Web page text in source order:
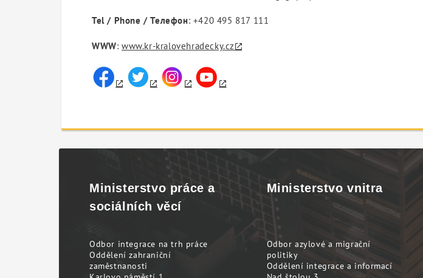
Tel / Phone / Телефон: +420 495 817 111
WWW:www.kr-kralovehradecky.cz
Ministerstvo práce a
sociálních věcí
Odbor integrace na trh práce
Oddělení zahraniční
zaměstnanosti
Ministerstvo vnitra
Odbor azylové a migrační
politiky
Oddělení integrace a informací